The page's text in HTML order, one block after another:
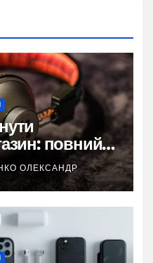
повний
ОЛЕКСАНДР